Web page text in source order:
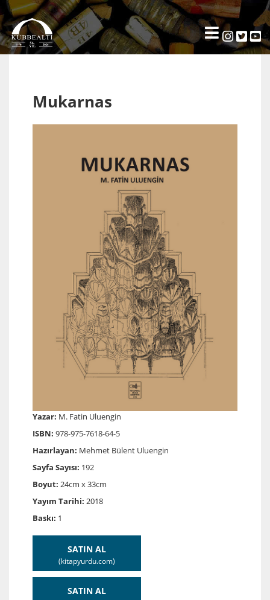
Mukarnas
Yazar: M. Fatin Uluengin
ISBN: 978-975-7618-64-5
Hazırlayan: Mehmet Bülent Uluengin
Sayfa Sayısı: 192
Boyut: 24cm x 33cm
Yayım Tarihi: 2018
Baskı: 1
SATIN AL
(kitapyurdu.com)
SATIN AL